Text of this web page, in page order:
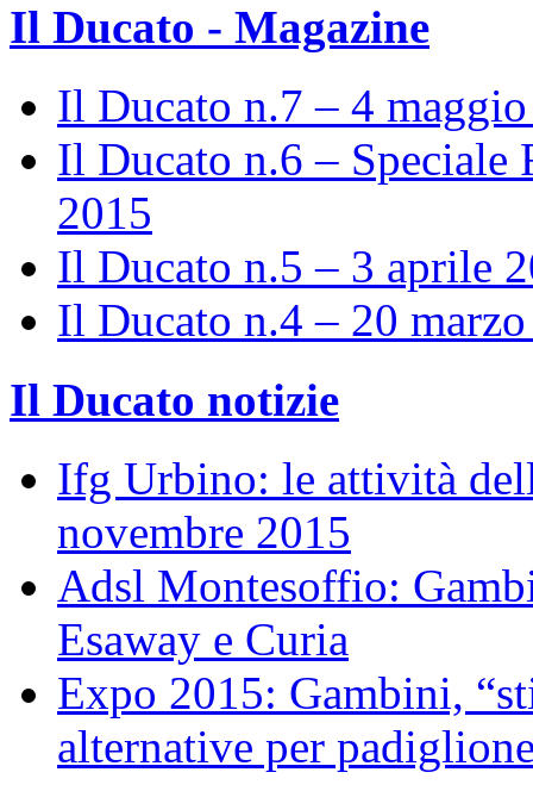
Il Ducato - Magazine
Il Ducato n.7 – 4
Il Ducato n.6 – Speciale
2015
Il Ducato n.5 – 3 aprile
Il Ducato n.4 – 20
Il Ducato notizie
Ifg Urbino: le attività
novembre 2015
Adsl Montesoffio:
Esaway e Curia
Expo 2015: Gambini,
alternative per